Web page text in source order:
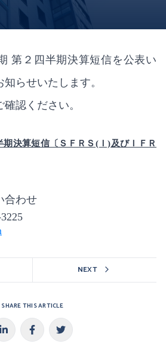
第２四半期決算短信を公表い
らせいたします。
認ください。
期決算短信〔ＳＦＲＳ(Ｉ)及びＩＦＲ
合わせ
NEXT
SHARE THIS ARTICLE